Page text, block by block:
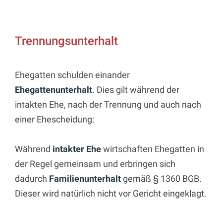
Trennungsunterhalt
Ehegatten schulden einander
Ehegattenunterhalt. Dies gilt während der
intakten Ehe, nach der Trennung und auch nach
einer Ehescheidung:
Während intakter Ehewirtschaften Ehegatten in
der Regel gemeinsam und erbringen sich
dadurch Familienunterhaltgemäß § 1360 BGB.
Dieser wird natürlich nicht vor Gericht eingeklagt.